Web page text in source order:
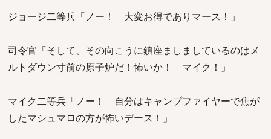
ジョージ二等兵「ノー！ 大変お得でありマース！」
司令官「そして、その向こうに鎮座ましましているのはメ
ルトダウン寸前の原子炉だ！怖いか！ マイク！」
マイク二等兵「ノー！ 自分はキャンプファイヤーで焦が
したマシュマロの方が怖いデース！」